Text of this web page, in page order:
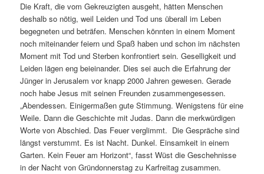
Die Kraft, die vom Gekreuzigten ausgeht, hätten Menschen
deshalb so nötig, weil Leiden und Tod uns überall im Leben
begegneten und beträfen. Menschen könnten in einem Moment
noch miteinander feiern und Spaß haben und schon im nächsten
Moment mit Tod und Sterben konfrontiert sein. Geselligkeit und
Leiden lägen eng beieinander. Dies sei auch die Erfahrung der
Jünger in Jerusalem vor knapp 2000 Jahren gewesen. Gerade
noch habe Jesus mit seinen Freunden zusammengesessen.
„Abendessen. Einigermaßen gute Stimmung. Wenigstens für eine
Weile. Dann die Geschichte mit Judas. Dann die merkwürdigen
Worte von Abschied. Das Feuer verglimmt. Die Gespräche sind
längst verstummt. Es ist Nacht. Dunkel. Einsamkeit in einem
Garten. Kein Feuer am Horizont“, fasst Wüst die Geschehnisse
in der Nacht von Gründonnerstag zu Karfreitag zusammen.